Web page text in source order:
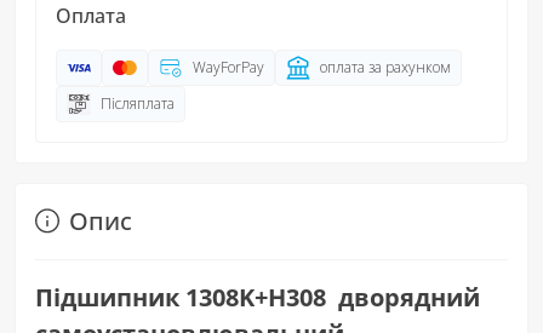
Оплата
WayForPay
оплата за рахунком
Післяплата
Опис
Підшипник 1308K+H308 дворядний